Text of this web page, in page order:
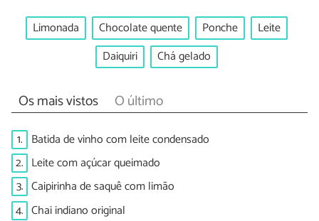
Limonada Chocolate quente Ponche
Leite
Daiquiri
Chá gelado
Os mais vistos O último
1. Batida de vinho com leite condensado
2. Leite com açúcar queimado
3. Caipirinha de saquê com limão
4. Chai indiano original